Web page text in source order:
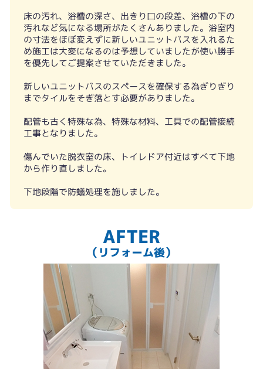
床の汚れ、浴槽の深さ、出きり口の段差、浴槽の下の
汚れなど気になる場所がたくさんありました。浴室内
の寸法をほぼ変えずに新しいユニットバスを入れるた
め施工は大変になるのは予想していましたが使い勝手
を優先してご提案させていただきました。
新しいユニットバスのスペースを確保する為ぎりぎり
までタイルをそぎ落とす必要がありました。
配管も古く特殊な為、特殊な材料、工具での配管接続
工事となりました。
傷んでいた脱衣室の床、トイレドア付近はすべて下地
から作り直しました。
下地段階で防蟻処理を施しました。
AFTER
（リフォーム後）